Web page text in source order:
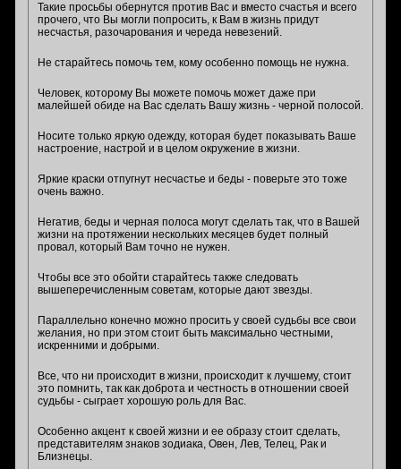
Такие просьбы обернутся против Вас и вместо счастья и всего
прочего, что Вы могли попросить, к Вам в жизнь придут
несчастья, разочарования и череда невезений.
Не старайтесь помочь тем, кому особенно помощь не нужна.
Человек, которому Вы можете помочь может даже при
малейшей обиде на Вас сделать Вашу жизнь - черной полосой.
Носите только яркую одежду, которая будет показывать Ваше
настроение, настрой и в целом окружение в жизни.
Яркие краски отпугнут несчастье и беды - поверьте это тоже
очень важно.
Негатив, беды и черная полоса могут сделать так, что в Вашей
жизни на протяжении нескольких месяцев будет полный
провал, который Вам точно не нужен.
Чтобы все это обойти старайтесь также следовать
вышеперечисленным советам, которые дают звезды.
Параллельно конечно можно просить у своей судьбы все свои
желания, но при этом стоит быть максимально честными,
искренними и добрыми.
Все, что ни происходит в жизни, происходит к лучшему, стоит
это помнить, так как доброта и честность в отношении своей
судьбы - сыграет хорошую роль для Вас.
Особенно акцент к своей жизни и ее образу стоит сделать,
представителям знаков зодиака, Овен, Лев, Телец, Рак и
Близнецы.